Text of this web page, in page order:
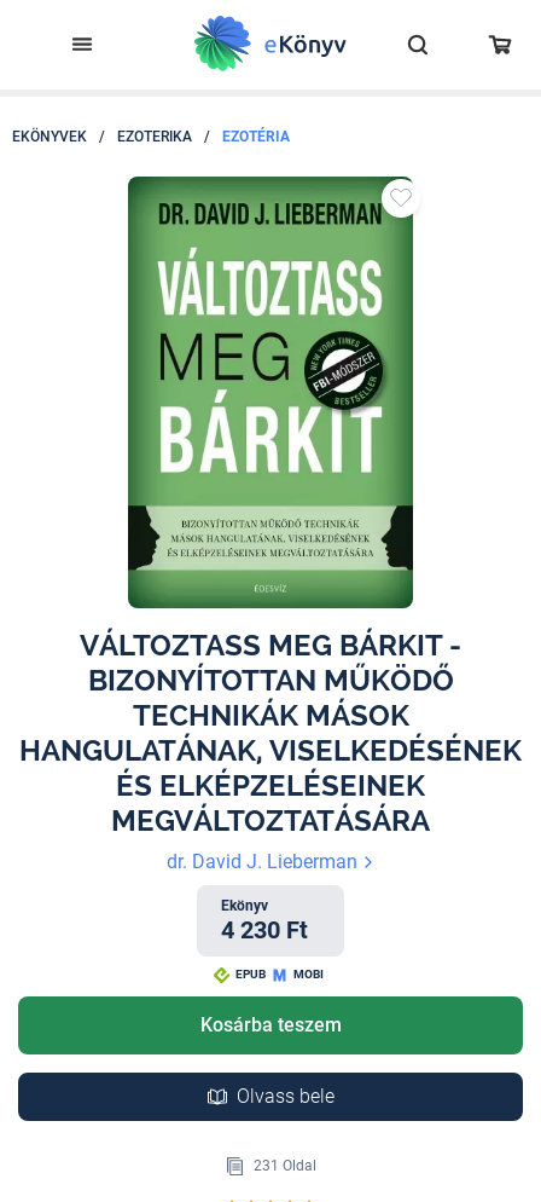
EKÖNYVEK / EZOTERIKA / EZOTÉRIA
VÁLTOZTASS MEG BÁRKIT -
BIZONYÍTOTTAN MŰKÖDŐ
TECHNIKÁK MÁSOK
HANGULATÁNAK, VISELKEDÉSÉNEK
ÉS ELKÉPZELÉSEINEK
MEGVÁLTOZTATÁSÁRA
dr. David J. Lieberman
Ekönyv
4 230 Ft
EPUB MOBI
Kosárba teszem
Olvass bele
231 Oldal